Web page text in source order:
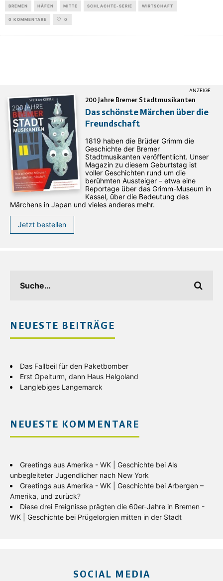
BREMEN HÄFEN MITTE SCHLACHTE-SERIE WIRTSCHAFT
0 KOMMENTARE 0
200 Jahre Bremer Stadtmusikanten
Das schönste Märchen über die
Freundschaft
1819 haben die Brüder Grimm die
Geschichte der Bremer
Stadtmusikanten veröffentlicht. Unser
Magazin zu diesem Geburtstag ist
voller Geschichten rund um die
berühmten Aussteiger – etwa eine
Reportage über das Grimm-Museum in
Kassel, über die Bedeutung des
Märchens in Japan und vieles anderes mehr.
Jetzt bestellen
NEUESTE BEITRÄGE
Das Fallbeil für den Paketbomber
Erst Opelturm, dann Haus Helgoland
Langlebiges Langemarck
NEUESTE KOMMENTARE
Greetings aus Amerika - WK | Geschichte bei Als
unbegleiteter Jugendlicher nach New York
Greetings aus Amerika - WK | Geschichte bei Arbergen –
Amerika, und zurück?
Diese drei Ereignisse prägten die 60er-Jahre in Bremen -
WK | Geschichte bei Prügelorgien mitten in der Stadt
SOCIAL MEDIA